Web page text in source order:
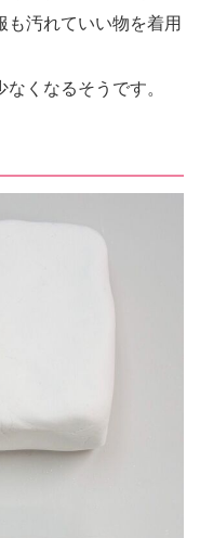
汚れていい物を着用
くなるそうです。